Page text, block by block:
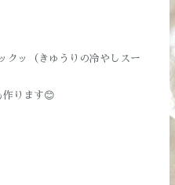
クッ（きゅうりの冷やしスー
作ります😊